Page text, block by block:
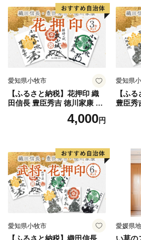
愛知県小牧市
【ふるさと納税】花押印 織
田信長 豊臣秀吉 徳川家康 3
枚 セット 戦国 武将 小牧山城
墨絵 龍画師 書道アーティス
牧市 お取り寄せ 送料無料
4,000円
愛知県
【ふ
豊臣秀
枚 セ
小牧
愛知
愛知県小牧市 愛媛県